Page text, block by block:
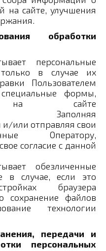
на сайте, улучшения
обработки
персональные
в случае их
Пользователем
формы,
на сайте
. Заполняя
или отправляя свои
Оператору,
согласие с данной
обезличенные
в случае, если это
браузера
сохранение файлов
технологии
передачи и
персональных